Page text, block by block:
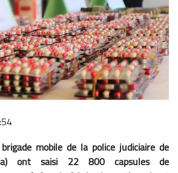
mobile de la police judiciaire de
ont saisi 22 800 capsules de